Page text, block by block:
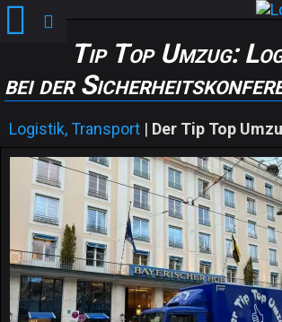
Tip Top Umzug:
bei der
Logistik, Transport | Der Tip Top